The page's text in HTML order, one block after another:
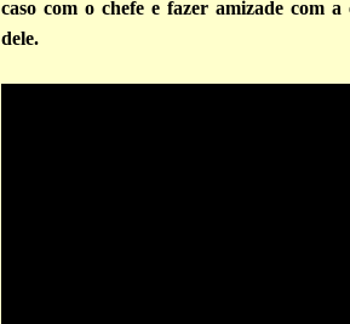
caso com o chefe e fazer amizade com a
dele.